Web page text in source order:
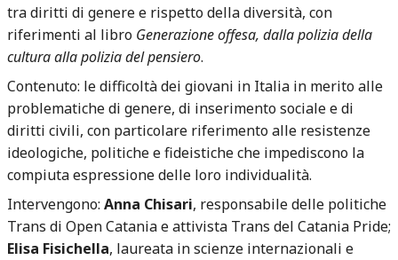
tra diritti di genere e rispetto della diversità, con
riferimenti al libro Generazione offesa, dalla polizia della
cultura alla polizia del pensiero.
Contenuto: le difficoltà dei giovani in Italia in merito alle
problematiche di genere, di inserimento sociale e di
diritti civili, con particolare riferimento alle resistenze
ideologiche, politiche e fideistiche che impediscono la
compiuta espressione delle loro individualità.
Intervengono: Anna Chisari, responsabile delle politiche
Trans di Open Catania e attivista Trans del Catania Pride;
Elisa Fisichella, laureata in scienze internazionali e